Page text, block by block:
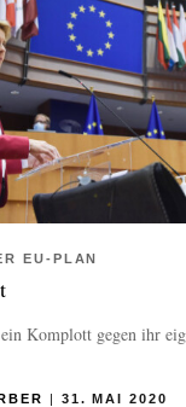
EU-PLAN
Komplott gegen ihr
| 31. MAI 2020